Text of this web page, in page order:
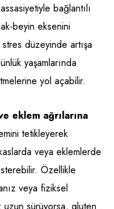
bağlantılı
beyin eksenini
düzeyinde artışa
yaşamlarında
yol açabilir.
eklem ağrılarına
tetikleyerek
veya eklemlerde
Özellikle
veya fiziksel